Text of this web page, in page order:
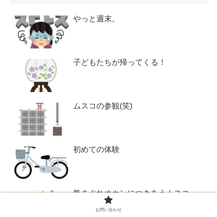
やっと週末。
子どもたちが帰ってくる！
ムスコの参観(笑)
初めての体験
気まぐれオカンにつきあうムスコ
お問い合わせ